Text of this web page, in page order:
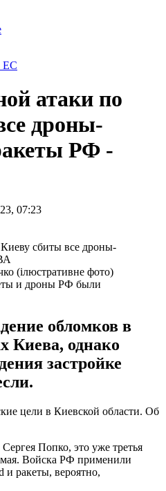
ЕС
атаки по
дроны-
РФ -
07:23
(ілюстративне фото)
и дроны РФ были
обломков в
Киева, однако
застройке
цели в Киевской области. Об
Попко, это уже третья
мая. Войска РФ применили
и ракеты, вероятно,